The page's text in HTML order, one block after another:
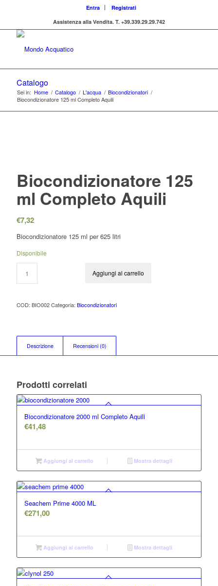
Entra
Registrati
Assistenza alla Vendita. T. +39.339.29.29.742
Catalogo
Sei in: Home / Catalogo / L'acqua / Biocondizionatori /
Biocondizionatore 125 ml Completo Aquili
Biocondizionatore 125
ml Completo Aquili
€7,32
Biocondizionatore 125 ml per 625 litri
Disponibile
Aggiungi al carrello
COD: BIO002 Categoria: Biocondizionatori
Descrizione Recensioni (0)
Prodotti correlati
Biocondizionatore 2000 ml Completo Aquili
€41,48
Aggiungi al carrello Mostra dettagli
Seachem Prime 4000 ML
€271,00
Aggiungi al carrello Mostra dettagli